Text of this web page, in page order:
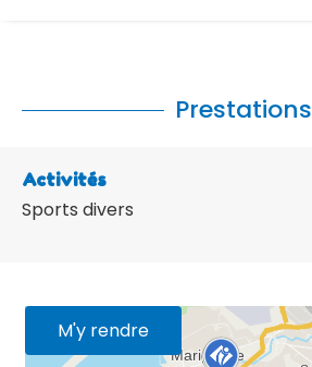
Prestations
Activités
Sports divers
M'y rendre